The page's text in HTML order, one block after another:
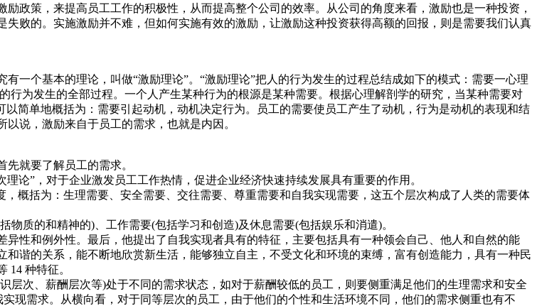
政策，来提高员工工作的积极性，从而提高整个公司的效率。从公司的角度来看，激励也是一种投资，
败的。实施激励并不难，但如何实施有效的激励，让激励这种投资获得高额的回报，则是需要我们认真
一个基本的理论，叫做“激励理论”。“激励理论”把人的行为发生的过程总结成如下的模式：需要一心理
为发生的全部过程。一个人产生某种行为的根源是某种需要。根据心理解剖学的研究，当某种需要对
简单地概括为：需要引起动机，动机决定行为。员工的需要使员工产生了动机，行为是动机的表现和结
说，激励来自于员工的需求，也就是内因。
就要了解员工的需求。
论”，对于企业激发员工工作热情，促进企业经济快速持续发展具有重要的作用。
概括为：生理需要、安全需要、交往需要、尊重需要和自我实现需要，这五个层次构成了人类的需要体
质的和精神的)、工作需要(包括学习和创造)及休息需要(包括娱乐和消遣)。
性和例外性。最后，他提出了自我实现者具有的特征，主要包括具有一种领会自己、他人和自然的能
谐的关系，能不断地欣赏新生活，能够独立自主，不受文化和环境的束缚，富有创造能力，具有一种民
14 种特征。
次、薪酬层次等)处于不同的需求状态，如对于薪酬较低的员工，则要侧重满足他们的生理需求和安全
现需求。从横向看，对于同等层次的员工，由于他们的个性和生活环境不同，他们的需求侧重也有不